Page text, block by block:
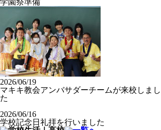
2026/06/19
マキキ教会アンバサダーチームが来校しまし
た
2026/06/16
学校記念日礼拝を行いました